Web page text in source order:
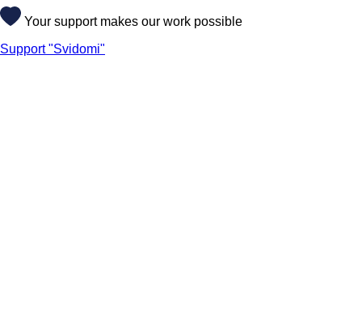
Your support makes our work possible
Support "Svidomi"